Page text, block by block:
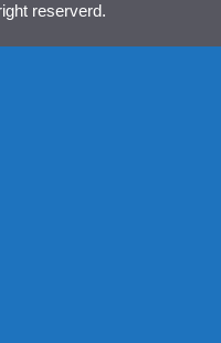
reserverd.